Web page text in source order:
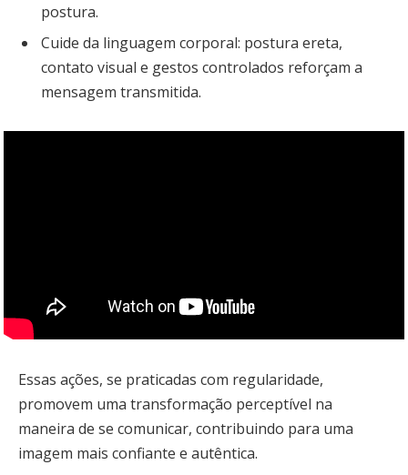
postura.
Cuide da linguagem corporal: postura ereta,
contato visual e gestos controlados reforçam a
mensagem transmitida.
Essas ações, se praticadas com regularidade,
promovem uma transformação perceptível na
maneira de se comunicar, contribuindo para uma
imagem mais confiante e autêntica.